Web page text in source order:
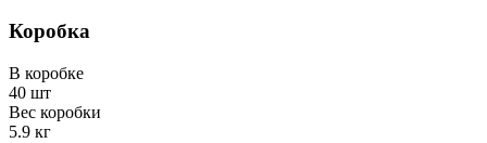
Коробка
В коробке
40 шт
Вес коробки
5.9 кг